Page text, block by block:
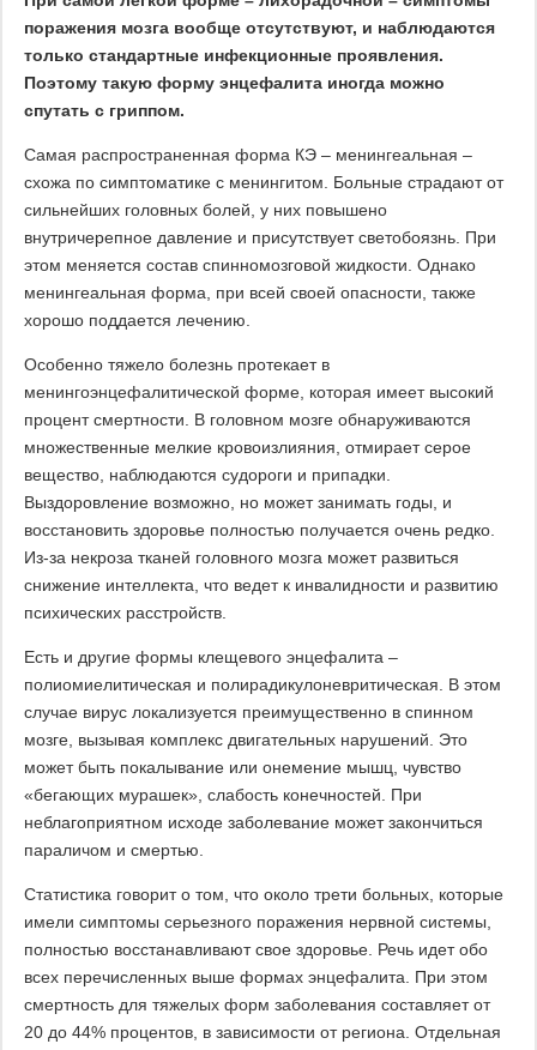
поражения мозга вообще отсутствуют, и наблюдаются
только стандартные инфекционные проявления.
Поэтому такую форму энцефалита иногда можно
спутать с гриппом.
Самая распространенная форма КЭ – менингеальная –
схожа по симптоматике с менингитом. Больные страдают от
сильнейших головных болей, у них повышено
внутричерепное давление и присутствует светобоязнь. При
этом меняется состав спинномозговой жидкости. Однако
менингеальная форма, при всей своей опасности, также
хорошо поддается лечению.
Особенно тяжело болезнь протекает в
менингоэнцефалитической форме, которая имеет высокий
процент смертности. В головном мозге обнаруживаются
множественные мелкие кровоизлияния, отмирает серое
вещество, наблюдаются судороги и припадки.
Выздоровление возможно, но может занимать годы, и
восстановить здоровье полностью получается очень редко.
Из-за некроза тканей головного мозга может развиться
снижение интеллекта, что ведет к инвалидности и развитию
психических расстройств.
Есть и другие формы клещевого энцефалита –
полиомиелитическая и полирадикулоневритическая. В этом
случае вирус локализуется преимущественно в спинном
мозге, вызывая комплекс двигательных нарушений. Это
может быть покалывание или онемение мышц, чувство
«бегающих мурашек», слабость конечностей. При
неблагоприятном исходе заболевание может закончиться
параличом и смертью.
Статистика говорит о том, что около трети больных, которые
имели симптомы серьезного поражения нервной системы,
полностью восстанавливают свое здоровье. Речь идет обо
всех перечисленных выше формах энцефалита. При этом
смертность для тяжелых форм заболевания составляет от
20 до 44% процентов, в зависимости от региона. Отдельная